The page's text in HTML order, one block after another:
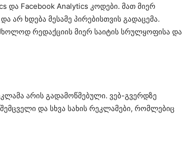
და Facebook Analytics კოდები. მათ მიერ
არ ხდება მესამე პირებისთვის გადაცემა.
რედაქციის მიერ საიტის სრულყოფისა და
არის გადამოწმებული. ვებ-გვერდზე
და სხვა სახის რეკლამები, რომლებიც